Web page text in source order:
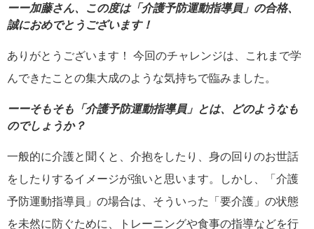
ーー加藤さん、この度は「介護予防運動指導員」の合格、
誠におめでとうございます！
ありがとうございます！ 今回のチャレンジは、これまで学
んできたことの集大成のような気持ちで臨みました。
ーーそもそも「介護予防運動指導員」とは、どのようなも
のでしょうか？
一般的に介護と聞くと、介抱をしたり、身の回りのお世話
をしたりするイメージが強いと思います。しかし、「介護
予防運動指導員」の場合は、そういった「要介護」の状態
を未然に防ぐために、トレーニングや食事の指導などを行